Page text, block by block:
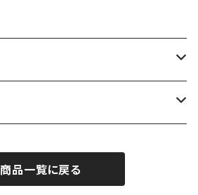
商品一覧に戻る